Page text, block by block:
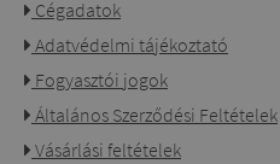
Cégadatok
Adatvédelmi tájékoztató
Fogyasztói jogok
Általános Szerződési Feltételek
Vásárlási feltételek